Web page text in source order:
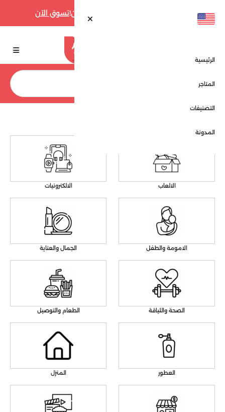
تسوق الآن
الرئيسية
المتاجر
التصنيفات
المدونة
الالعاب الالكترونيات
الامومة والطفل الجمال والعناية
الصحة واللياقة الطعام والتوصيل
العطور المنزل